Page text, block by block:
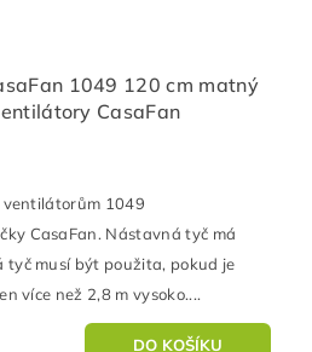
1049 120 cm matný
CasaFan
ventilátorům 1049
CasaFan. Nástavná tyč má
tyč musí být použita, pokud je
více než 2,8 m vysoko....